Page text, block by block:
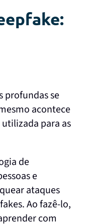
profundas se
acontece
para as
de
e
ataques
Ao fazê-lo,
com